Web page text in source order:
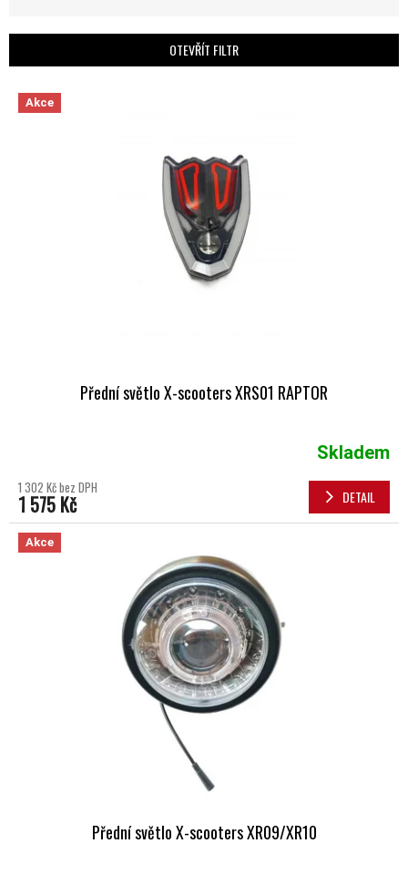
OTEVŘÍT FILTR
VÝPIS PRODUKTŮ
Akce
Přední světlo X-scooters XRS01 RAPTOR
Skladem
1 302 Kč bez DPH
1 575 Kč DETAIL
Akce
Přední světlo X-scooters XR09/XR10